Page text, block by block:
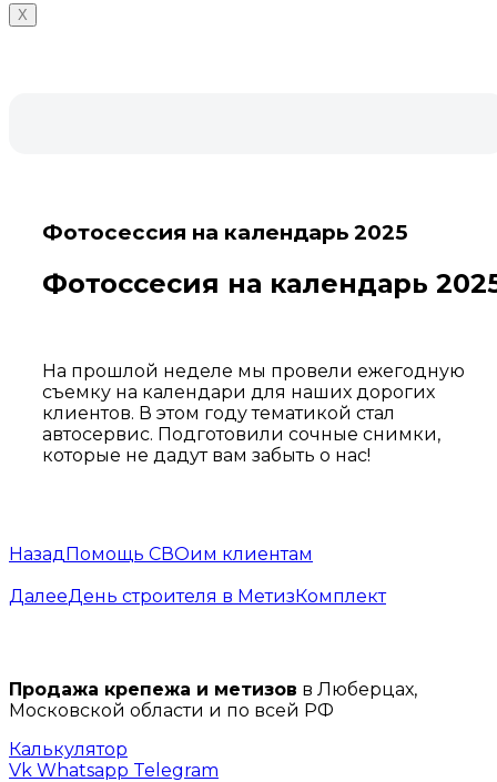
X
Фотосессия на календарь 2025
Фотоссесия на календарь
На прошлой неделе мы провели ежегодную
съемку на календари для наших дорогих
клиентов. В этом году тематикой стал
автосервис. Подготовили сочные снимки,
которые не дадут вам забыть о нас!
по
записям
Назад Помощь СВОим клиентам
ДалееДень строителя в МетизКомплект
Продажа крепежа и метизов в Люберцах,
Московской области и по всей РФ
Калькулятор
Vk Whatsapp Telegram